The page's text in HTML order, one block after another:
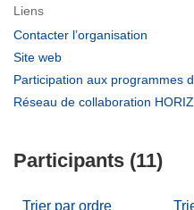
Liens
Contacter l’organisation
fenêtre)
Site web
dans
une
Participation aux programmes
Réseau de collaboration
Participants (11)
Trier par ordre